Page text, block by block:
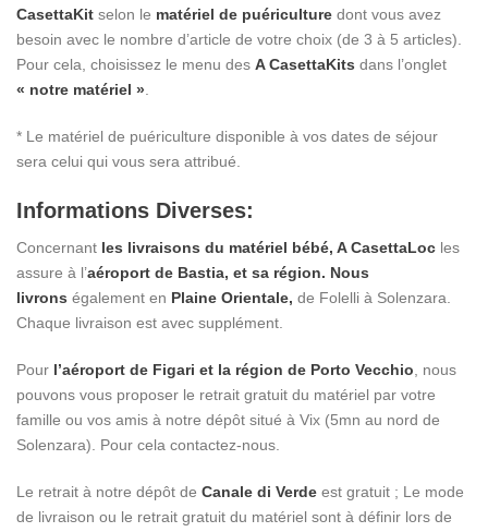
CasettaKit selon le matériel de puériculture dont vous avez
besoin avec le nombre d’article de votre choix (de 3 à 5 articles).
Pour cela, choisissez le menu des A CasettaKits dans l’onglet
« notre matériel ».
* Le matériel de puériculture disponible à vos dates de séjour
sera celui qui vous sera attribué.
Informations Diverses:
Concernant les livraisons du matériel bébé, A CasettaLoc les
assure à l’aéroport de Bastia, et sa région. Nous
livrons également en Plaine Orientale, de Folelli à Solenzara.
Chaque livraison est avec supplément.
Pour l’aéroport de Figari et la région de Porto Vecchio, nous
pouvons vous proposer le retrait gratuit du matériel par votre
famille ou vos amis à notre dépôt situé à Vix (5mn au nord de
Solenzara). Pour cela contactez-nous.
Le retrait à notre dépôt de Canale di Verde est gratuit ; Le mode
de livraison ou le retrait gratuit du matériel sont à définir lors de